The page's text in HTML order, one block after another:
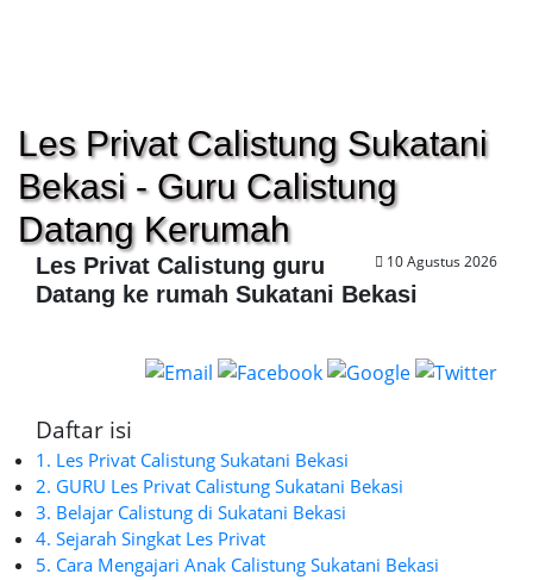
Les Privat Calistung Sukatani
Bekasi - Guru Calistung
Datang Kerumah
10 Agustus 2026
Les Privat Calistung guru
Datang ke rumah Sukatani Bekasi
Daftar isi
1. Les Privat Calistung Sukatani Bekasi
2. GURU Les Privat Calistung Sukatani Bekasi
3. Belajar Calistung di Sukatani Bekasi
4. Sejarah Singkat Les Privat
5. Cara Mengajari Anak Calistung Sukatani Bekasi